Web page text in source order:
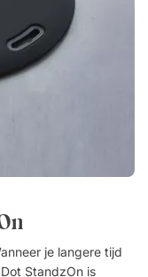
ontwerp past goed in
uit sisal. Duurzaam
Slijtsterk en
je langere tijd
StandzOn is